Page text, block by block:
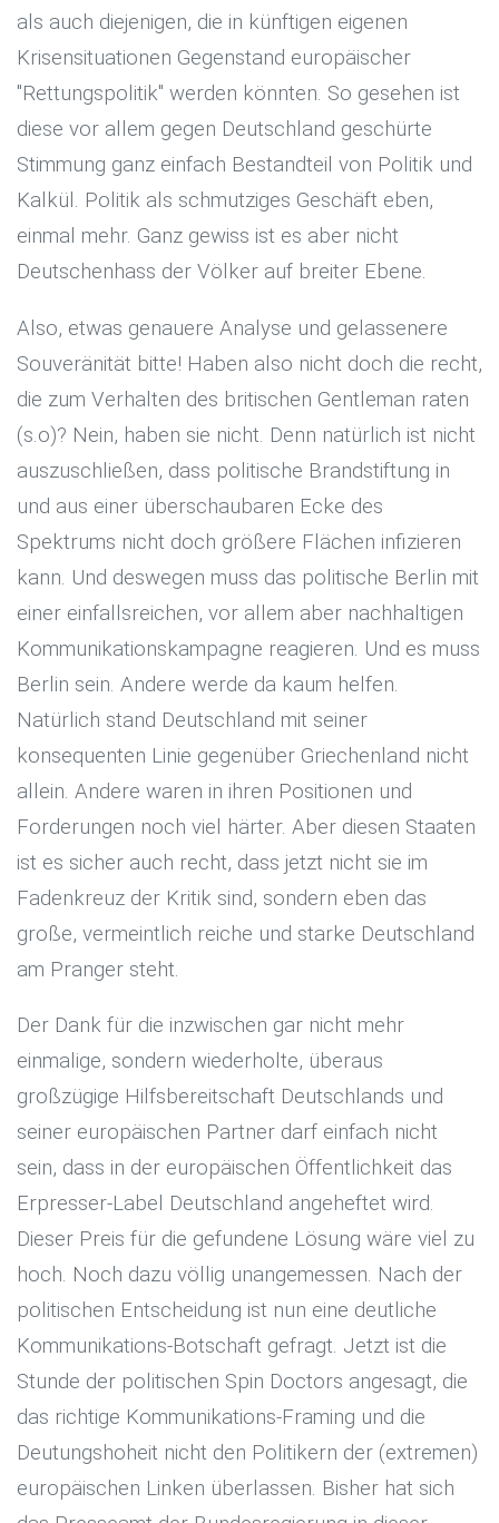
als auch diejenigen, die in künftigen eigenen
Krisensituationen Gegenstand europäischer
"Rettungspolitik" werden könnten. So gesehen ist
diese vor allem gegen Deutschland geschürte
Stimmung ganz einfach Bestandteil von Politik und
Kalkül. Politik als schmutziges Geschäft eben,
einmal mehr. Ganz gewiss ist es aber nicht
Deutschenhass der Völker auf breiter Ebene.
Also, etwas genauere Analyse und gelassenere
Souveränität bitte! Haben also nicht doch die recht,
die zum Verhalten des britischen Gentleman raten
(s.o)? Nein, haben sie nicht. Denn natürlich ist nicht
auszuschließen, dass politische Brandstiftung in
und aus einer überschaubaren Ecke des
Spektrums nicht doch größere Flächen infizieren
kann. Und deswegen muss das politische Berlin mit
einer einfallsreichen, vor allem aber nachhaltigen
Kommunikationskampagne reagieren. Und es muss
Berlin sein. Andere werde da kaum helfen.
Natürlich stand Deutschland mit seiner
konsequenten Linie gegenüber Griechenland nicht
allein. Andere waren in ihren Positionen und
Forderungen noch viel härter. Aber diesen Staaten
ist es sicher auch recht, dass jetzt nicht sie im
Fadenkreuz der Kritik sind, sondern eben das
große, vermeintlich reiche und starke Deutschland
am Pranger steht.
Der Dank für die inzwischen gar nicht mehr
einmalige, sondern wiederholte, überaus
großzügige Hilfsbereitschaft Deutschlands und
seiner europäischen Partner darf einfach nicht
sein, dass in der europäischen Öffentlichkeit das
Erpresser-Label Deutschland angeheftet wird.
Dieser Preis für die gefundene Lösung wäre viel zu
hoch. Noch dazu völlig unangemessen. Nach der
politischen Entscheidung ist nun eine deutliche
Kommunikations-Botschaft gefragt. Jetzt ist die
Stunde der politischen Spin Doctors angesagt, die
das richtige Kommunikations-Framing und die
Deutungshoheit nicht den Politikern der (extremen)
europäischen Linken überlassen. Bisher hat sich